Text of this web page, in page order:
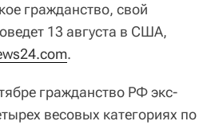
гражданство, свой
13 августа в США,
.
гражданство РФ экс-
весовых категориях по